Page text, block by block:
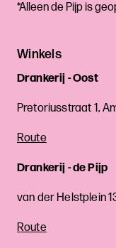
*Alleen de Pijp is
Winkels
Drankerij - Oost
Pretoriusstraat 1,
Route
Drankerij - de Pijp
van der Helstplein
Route